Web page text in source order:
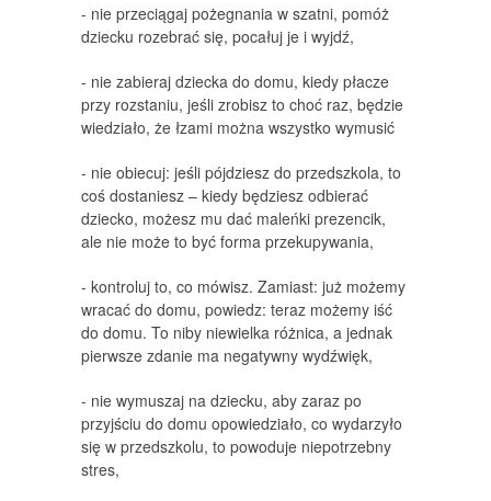
- nie przeciągaj pożegnania w szatni, pomóż
dziecku rozebrać się, pocałuj je i wyjdź,
- nie zabieraj dziecka do domu, kiedy płacze
przy rozstaniu, jeśli zrobisz to choć raz, będzie
wiedziało, że łzami można wszystko wymusić
- nie obiecuj: jeśli pójdziesz do przedszkola, to
coś dostaniesz – kiedy będziesz odbierać
dziecko, możesz mu dać maleńki prezencik,
ale nie może to być forma przekupywania,
- kontroluj to, co mówisz. Zamiast: już możemy
wracać do domu, powiedz: teraz możemy iść
do domu. To niby niewielka różnica, a jednak
pierwsze zdanie ma negatywny wydźwięk,
- nie wymuszaj na dziecku, aby zaraz po
przyjściu do domu opowiedziało, co wydarzyło
się w przedszkolu, to powoduje niepotrzebny
stres,